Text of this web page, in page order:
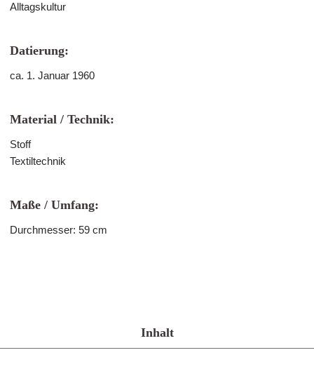
Alltagskultur
Datierung:
ca. 1. Januar 1960
Material / Technik:
Stoff
Textiltechnik
Maße / Umfang:
Durchmesser: 59 cm
Inhalt